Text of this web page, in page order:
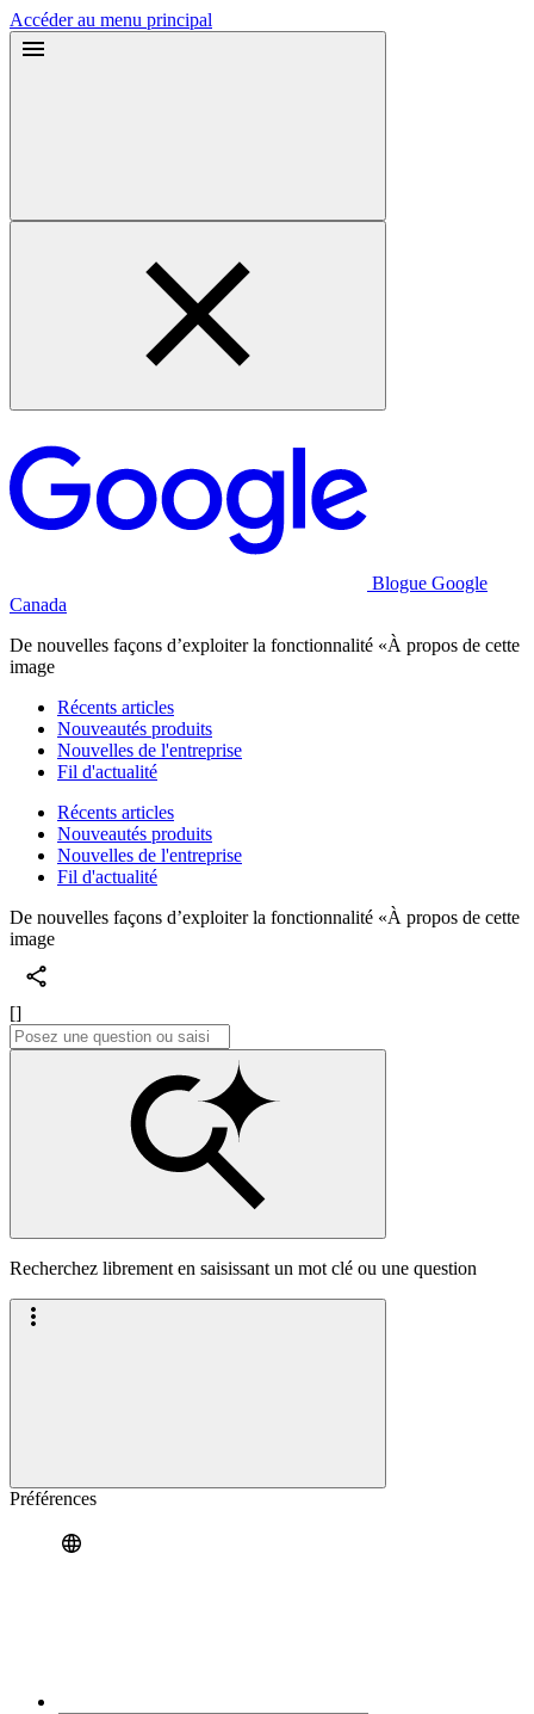
Accéder au menu principal
Blogue Google
Canada
De nouvelles façons d’exploiter la fonctionnalité «À propos de cette
image
Récents articles
Nouveautés produits
Nouvelles de l'entreprise
Fil d'actualité
Récents articles
Nouveautés produits
Nouvelles de l'entreprise
Fil d'actualité
De nouvelles façons d’exploiter la fonctionnalité «À propos de cette
image
[]
Recherchez librement en saisissant un mot clé ou une question
Préférences